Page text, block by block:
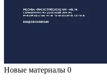
Новые материалы 0